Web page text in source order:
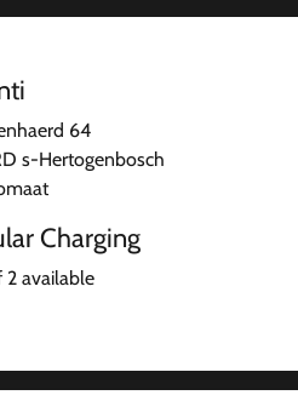
64
s-Hertogenbosch
Charging
2 available